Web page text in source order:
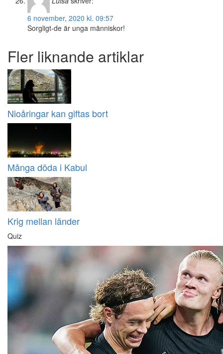
6 november, 2020 kl. 09:57
Sorgligt-de är unga människor!
Fler liknande artiklar
Nioåringar kan giftas bort
Många döda i Kabul
Krig mellan länder
Quiz